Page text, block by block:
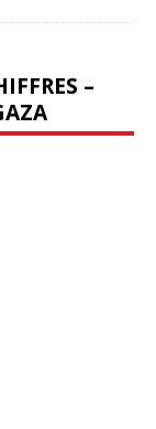
–